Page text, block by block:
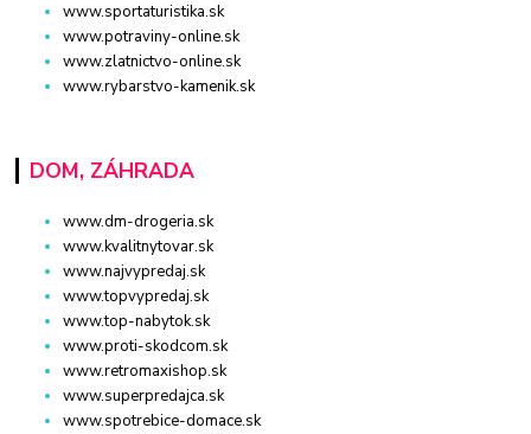
www.sportaturistika.sk
www.potraviny-online.sk
www.zlatnictvo-online.sk
www.rybarstvo-kamenik.sk
DOM, ZÁHRADA
www.dm-drogeria.sk
www.kvalitnytovar.sk
www.najvypredaj.sk
www.topvypredaj.sk
www.top-nabytok.sk
www.proti-skodcom.sk
www.retromaxishop.sk
www.superpredajca.sk
www.spotrebice-domace.sk